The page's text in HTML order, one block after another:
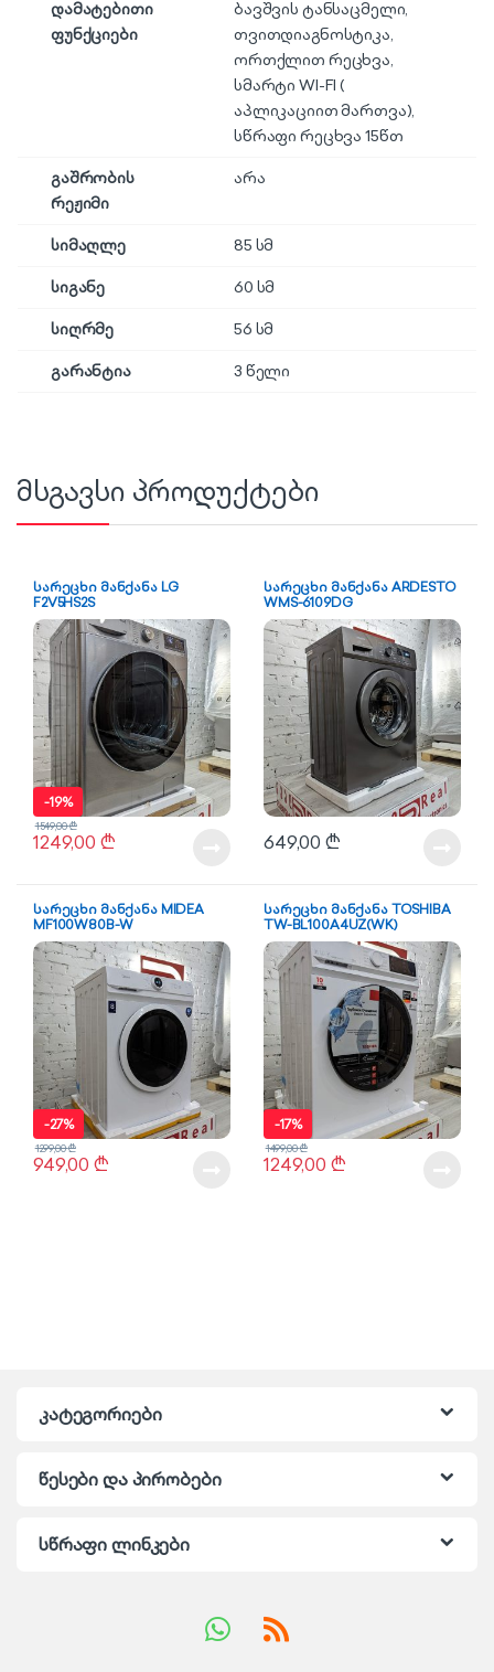
დამატებითი
ფუნქციები
ბავშვის ტანსაცმელი,
თვითდიაგნოსტიკა,
ორთქლით რეცხვა,
სმარტი WI-FI (
აპლიკაციით მართვა),
სწრაფი რეცხვა 15წთ
გაშრობის
რეჟიმი
არა
სიმაღლე
85 სმ
სიგანე
60 სმ
სიღრმე
56 სმ
გარანტია
3 წელი
მსგავსი პროდუქტები
სარეცხი მანქანა LG
F2V5HS2S
-19%
1249,00 ₾
1549,00₾
სარეცხი მანქანა ARDESTO
WMS-6109DG
649,00₾
სარეცხი მანქანა MIDEA
MF100W80B-W
-27%
949,00₾
1299,00₾
სარეცხი მანქანა TOSHIBA
TW-BL100A4UZ(WK)
-17%
1249,00 ₾
1499,00₾
კატეგორიები
წესები და პირობები
სწრაფი ლინკები